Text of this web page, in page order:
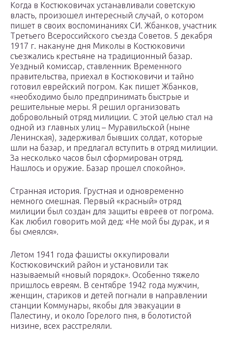
Когда в Костюковичах устанавливали советскую
власть, произошел интересный случай, о котором
пишет в своих воспоминаниях СИ. Жбанков, участник
Третьего Всероссийского съезда Советов. 5 декабря
1917 г. накануне дня Миколы в Костюковичи
съезжались крестьяне на традиционный базар.
Уездный комиссар, ставленник Временного
правительства, приехал в Костюковичи и тайно
готовил еврейский погром. Как пишет Жбанков,
«необходимо было предпринимать быстрые и
решительные меры. Я решил организовать
добровольный отряд милиции. С этой целью стал на
одной из главных улиц – Муравильской (ныне
Ленинская), задерживал бывших солдат, которые
шли на базар, и предлагал вступить в отряд милиции.
За несколько часов был сформирован отряд.
Нашлось и оружие. Базар прошел спокойно».
Странная история. Грустная и одновременно
немного смешная. Первый «красный» отряд
милиции был создан для защиты евреев от погрома.
Как любил говорить мой дед: «Не мой бы дурак, и я
бы смеялся».
Летом 1941 года фашисты оккупировали
Костюковичский район и установили так
называемый «новый порядок». Особенно тяжело
пришлось евреям. В сентябре 1942 года мужчин,
женщин, стариков и детей погнали в направлении
станции Коммунары, якобы для эвакуации в
Палестину, и около Горелого пня, в болотистой
низине, всех расстреляли.